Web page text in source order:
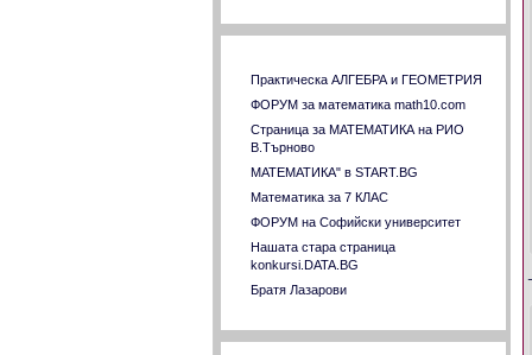
Хилендарски"
Софийски университет "Св. Климент
Свищов
Университет за национално и световно
Университет по хранителни технологии
Практическа АЛГЕБРА и ГЕОМЕТРИЯ
ФОРУМ за математика math10.com
Страница за МАТЕМАТИКА на РИО
В.Търново
МАТЕМАТИКА" в START.BG
Математика за 7 КЛАС
ФОРУМ на Софийски университет
Нашата стара страница
konkursi.DATA.BG
Братя Лазарови